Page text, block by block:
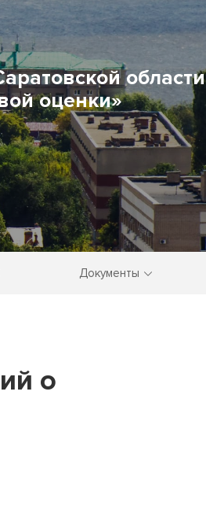
области
оценки»
Документы
о